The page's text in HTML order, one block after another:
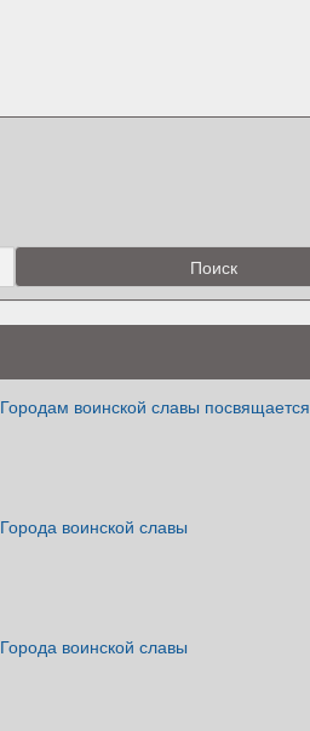
Городам воинской славы посвящается
Города воинской славы
Города воинской славы